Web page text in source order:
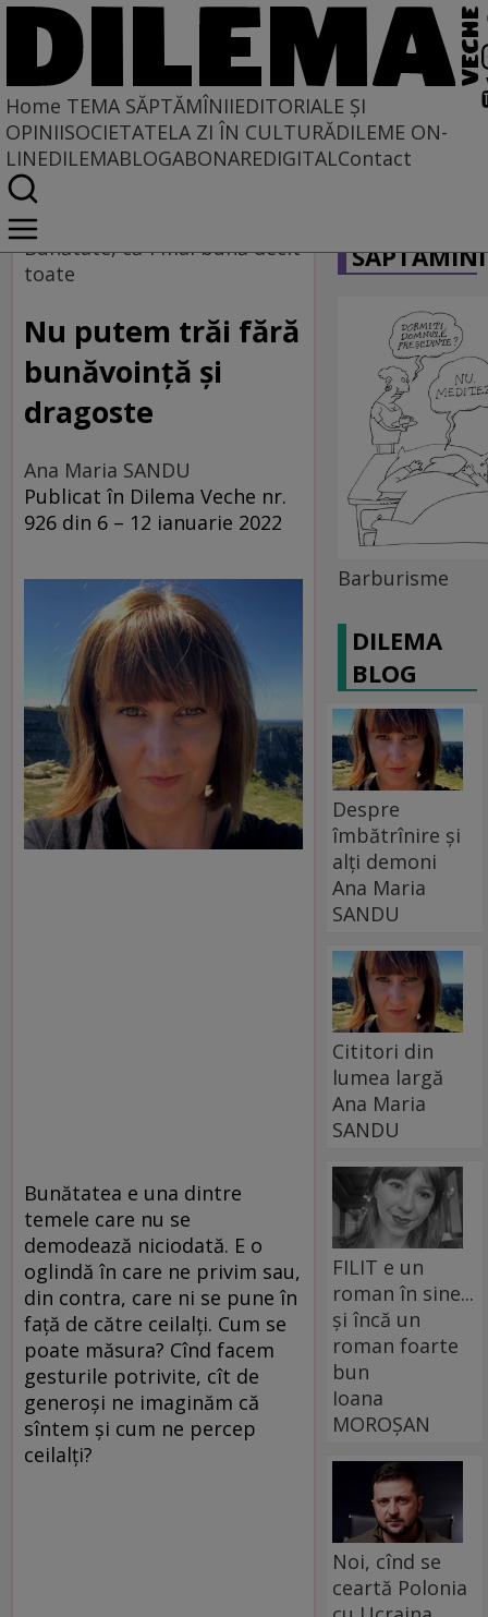
Home TEMA SĂPTĂMÎNIIEDITORIALE ȘI
OPINIISOCIETATELA ZI ÎN CULTURĂDILEME ON-
LINEDILEMABLOGABONAREDIGITALContact
Home
Tema săptămînii
Bunătate, că-i mai bună decît
toate
Nu putem trăi fără
bunăvoință și
dragoste
Ana Maria SANDU
Publicat în Dilema Veche nr.
926 din 6 – 12 ianuarie 2022
Bunătatea e una dintre
temele care nu se
demodează niciodată. E o
oglindă în care ne privim sau,
din contra, care ni se pune în
față de către ceilalți. Cum se
poate măsura? Cînd facem
gesturile potrivite, cît de
generoși ne imaginăm că
sîntem și cum ne percep
ceilalți?
Barburisme
DILEMA
BLOG
Despre
îmbătrînire și
alți demoni
Ana Maria
SANDU
Cititori din
lumea largă
Ana Maria
SANDU
FILIT e un
roman în sine...
și încă un
roman foarte
bun
Ioana
MOROȘAN
Noi, cînd se
ceartă Polonia